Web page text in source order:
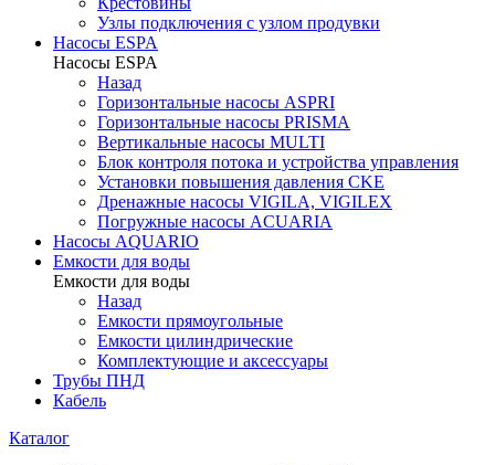
Узлы подключения с узлом продувки
Насосы ESPA
Насосы ESPA
Назад
Горизонтальные насосы ASPRI
Горизонтальные насосы PRISMA
Вертикальные насосы MULTI
Блок контроля потока и устройства управления
Установки повышения давления CKE
Дренажные насосы VIGILA, VIGILEX
Погружные насосы ACUARIA
Насосы AQUARIO
Емкости для воды
Емкости для воды
Назад
Емкости прямоугольные
Емкости цилиндрические
Комплектующие и аксессуары
Трубы ПНД
Кабель
Каталог